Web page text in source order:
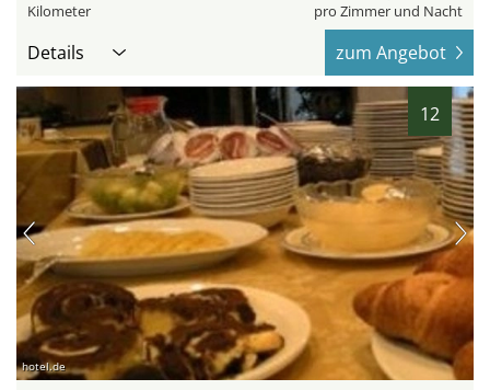
Kilometer pro Zimmer und Nacht
Details zum Angebot
12
hotel.de